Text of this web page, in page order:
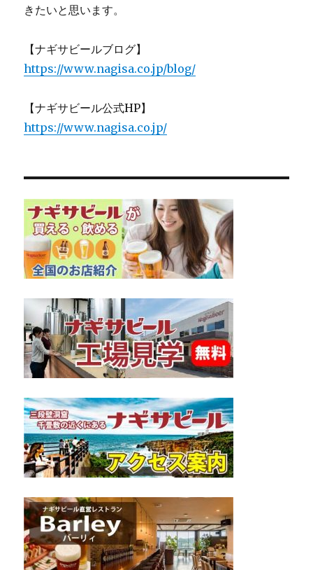
きたいと思います。
【ナギサビールブログ】
https://www.nagisa.co.jp/blog/
【ナギサビール公式HP】
https://www.nagisa.co.jp/